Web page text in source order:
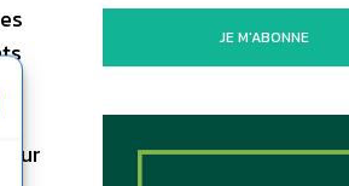
JE M'ABONNE